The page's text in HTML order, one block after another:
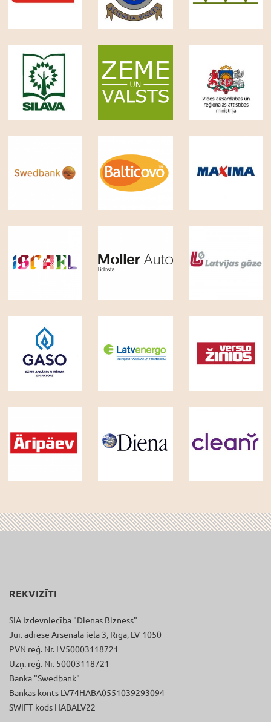
REKVIZĪTI
SIA Izdevniecība "Dienas Bizness"
Jur. adrese Arsenāla iela 3, Rīga, LV-1050
PVN reģ. Nr. LV50003118721
Uzņ. reģ. Nr. 50003118721
Banka "Swedbank"
Bankas konts LV74HABA0551039293094
SWIFT kods HABALV22